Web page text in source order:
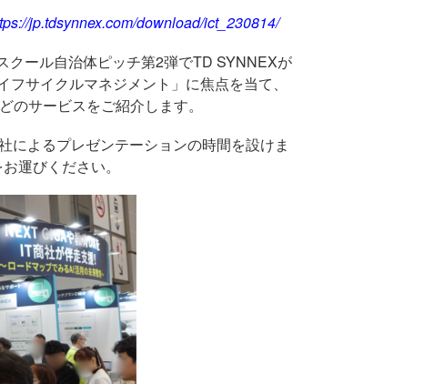
jp.tdsynnex.com/download/ict_230814/
クール自治体ピッチ第2弾でTD SYNNEXが
フサイクルマネジメント」に焦点を当て、
サービスをご紹介します。
によるプレゼンテーションの時間を設けま
運びください。